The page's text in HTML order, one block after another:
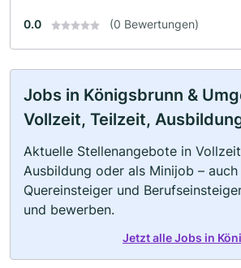
0.0 (0 Bewertungen)
Jobs in Königsbrunn &
Vollzeit, Teilzeit,
Aktuelle Stellenangebote in
Ausbildung oder als Minijob –
Quereinsteiger und
und bewerben.
Jetzt alle Jobs in